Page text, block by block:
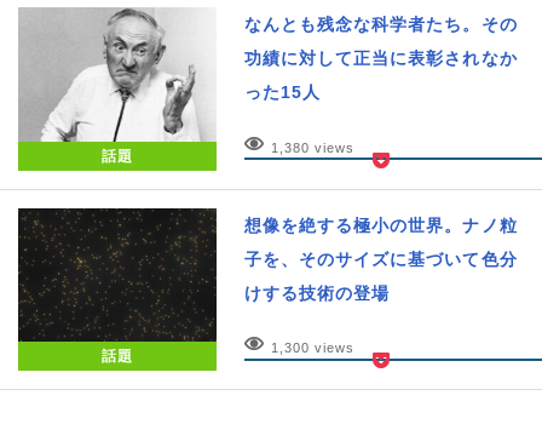
話題
なんとも残念な科学者たち。その
功績に対して正当に表彰されなか
った15人
1,380 views
話題
想像を絶する極小の世界。ナノ粒
子を、そのサイズに基づいて色分
けする技術の登場
1,300 views